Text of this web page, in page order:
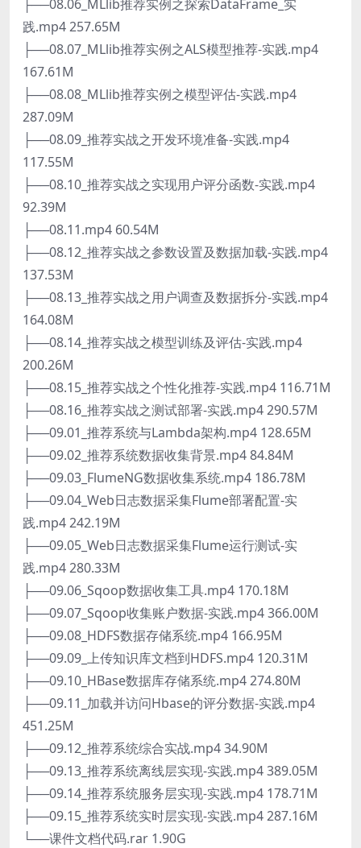
├──08.06_MLlib推荐实例之探索DataFrame_实
践.mp4 257.65M
├──08.07_MLlib推荐实例之ALS模型推荐-实践.mp4
167.61M
├──08.08_MLlib推荐实例之模型评估-实践.mp4
287.09M
├──08.09_推荐实战之开发环境准备-实践.mp4
117.55M
├──08.10_推荐实战之实现用户评分函数-实践.mp4
92.39M
├──08.11.mp4 60.54M
├──08.12_推荐实战之参数设置及数据加载-实践.mp4
137.53M
├──08.13_推荐实战之用户调查及数据拆分-实践.mp4
164.08M
├──08.14_推荐实战之模型训练及评估-实践.mp4
200.26M
├──08.15_推荐实战之个性化推荐-实践.mp4 116.71M
├──08.16_推荐实战之测试部署-实践.mp4 290.57M
├──09.01_推荐系统与Lambda架构.mp4 128.65M
├──09.02_推荐系统数据收集背景.mp4 84.84M
├──09.03_FlumeNG数据收集系统.mp4 186.78M
├──09.04_Web日志数据采集Flume部署配置-实
践.mp4 242.19M
├──09.05_Web日志数据采集Flume运行测试-实
践.mp4 280.33M
├──09.06_Sqoop数据收集工具.mp4 170.18M
├──09.07_Sqoop收集账户数据-实践.mp4 366.00M
├──09.08_HDFS数据存储系统.mp4 166.95M
├──09.09_上传知识库文档到HDFS.mp4 120.31M
├──09.10_HBase数据库存储系统.mp4 274.80M
├──09.11_加载并访问Hbase的评分数据-实践.mp4
451.25M
├──09.12_推荐系统综合实战.mp4 34.90M
├──09.13_推荐系统离线层实现-实践.mp4 389.05M
├──09.14_推荐系统服务层实现-实践.mp4 178.71M
├──09.15_推荐系统实时层实现-实践.mp4 287.16M
└──课件文档代码.rar 1.90G